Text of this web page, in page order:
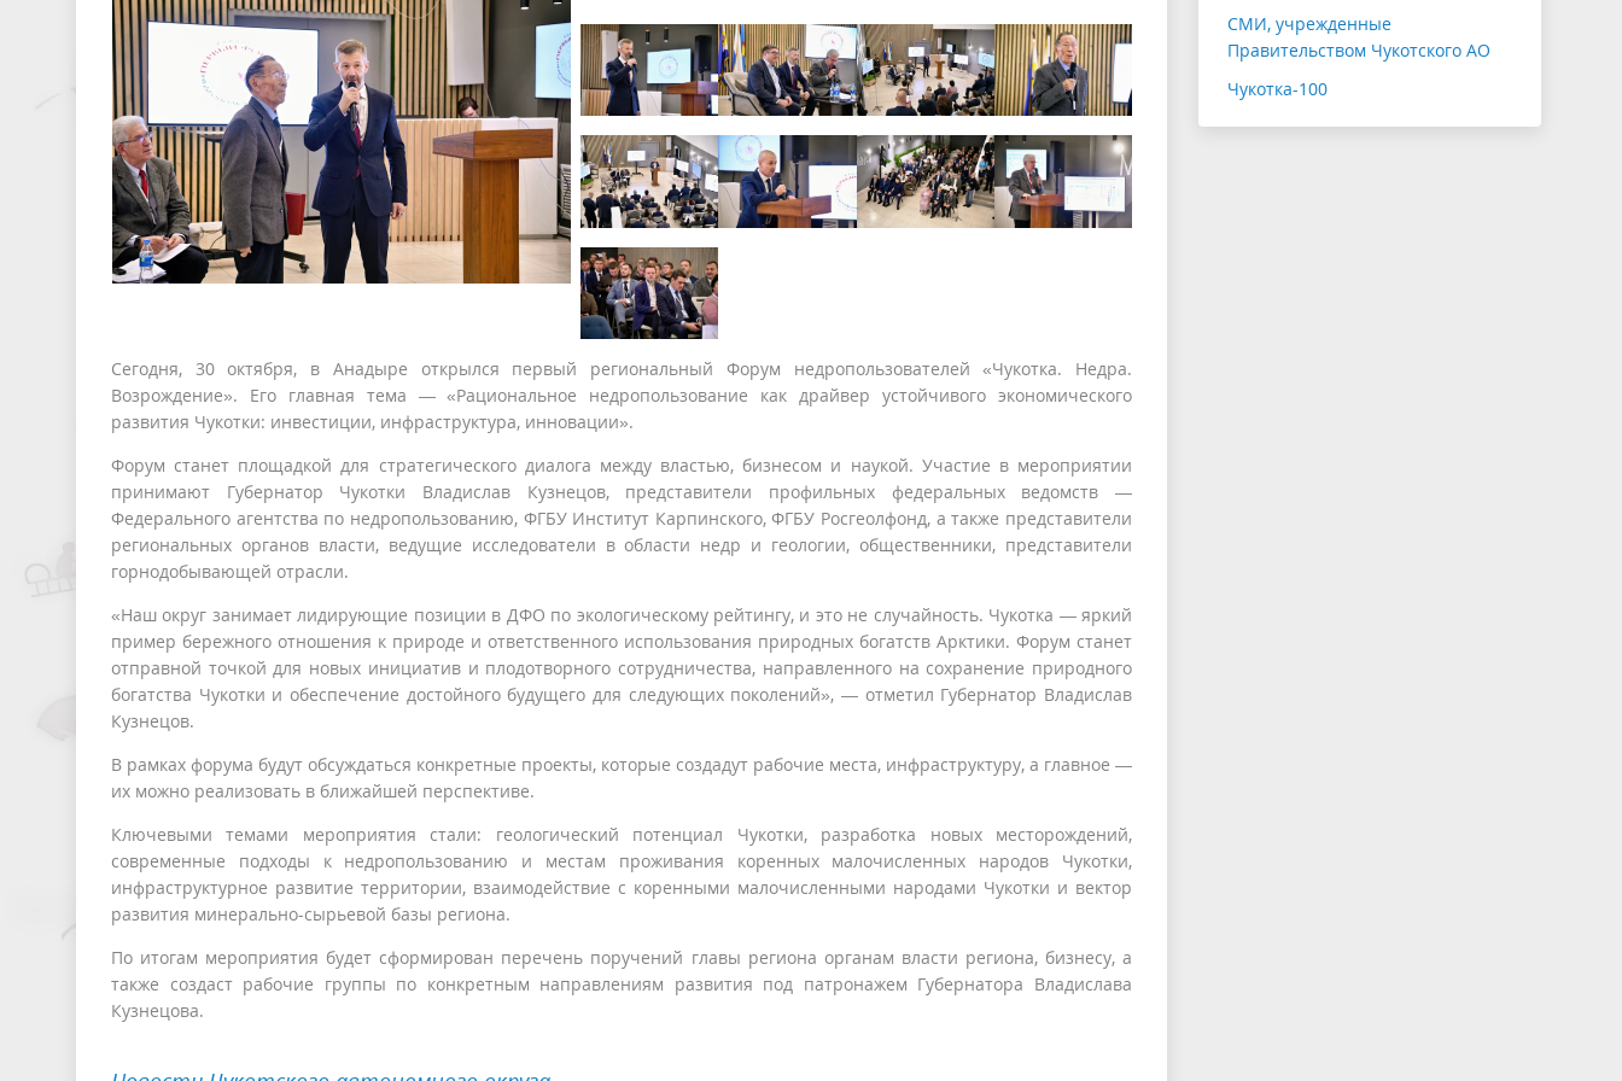
Сегодня, 30 октября, в Анадыре открылся первый региональный Форум недропользователей «Чукотка. Недра.
Возрождение». Его главная тема — «Рациональное недропользование как драйвер устойчивого экономического
развития Чукотки: инвестиции, инфраструктура, инновации».
Форум станет площадкой для стратегического диалога между властью, бизнесом и наукой. Участие в мероприятии
принимают Губернатор Чукотки Владислав Кузнецов, представители профильных федеральных ведомств —
Федерального агентства по недропользованию, ФГБУ Институт Карпинского, ФГБУ Росгеолфонд, а также представители
региональных органов власти, ведущие исследователи в области недр и геологии, общественники, представители
горнодобывающей отрасли.
«Наш округ занимает лидирующие позиции в ДФО по экологическому рейтингу, и это не случайность. Чукотка — яркий
пример бережного отношения к природе и ответственного использования природных богатств Арктики. Форум станет
отправной точкой для новых инициатив и плодотворного сотрудничества, направленного на сохранение природного
богатства Чукотки и обеспечение достойного будущего для следующих поколений», — отметил Губернатор Владислав
Кузнецов.
В рамках форума будут обсуждаться конкретные проекты, которые создадут рабочие места, инфраструктуру, а главное —
их можно реализовать в ближайшей перспективе.
Ключевыми темами мероприятия стали: геологический потенциал Чукотки, разработка новых месторождений,
современные подходы к недропользованию и местам проживания коренных малочисленных народов Чукотки,
инфраструктурное развитие территории, взаимодействие с коренными малочисленными народами Чукотки и вектор
развития минерально-сырьевой базы региона.
По итогам мероприятия будет сформирован перечень поручений главы региона органам власти региона, бизнесу, а
также создаст рабочие группы по конкретным направлениям развития под патронажем Губернатора Владислава
Кузнецова.
СМИ, учрежденные
Правительством Чукотского АО
Чукотка-100